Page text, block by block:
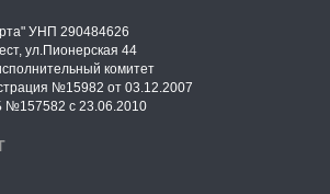
УНП 290484626
ул.Пионерская 44
комитет
№15982 от 03.12.2007
№157582 с 23.06.2010